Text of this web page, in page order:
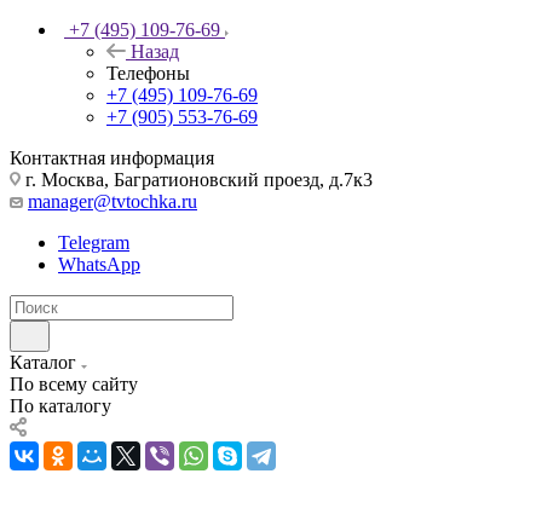
+7 (495) 109-76-69
Назад
Телефоны
+7 (495) 109-76-69
+7 (905) 553-76-69
Контактная информация
г. Москва, Багратионовский проезд, д.7к3
manager@tvtochka.ru
Telegram
WhatsApp
Каталог
По всему сайту
По каталогу